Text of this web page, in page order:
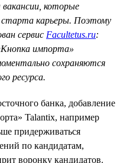
которые
карьеры. Поэтому
сервис Facultetus.ru:
импорта»
сохраняются
ресурса.
банка, добавление
Talantix, например
придерживаться
по кандидатам,
воронку кандидатов.